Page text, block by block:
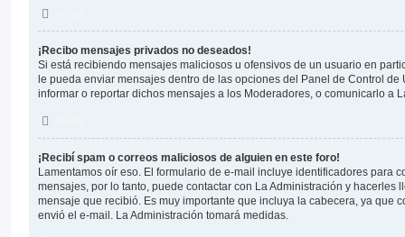
¡Recibo mensajes privados no deseados!
Si está recibiendo mensajes maliciosos u ofensivos de un usuario en
le pueda enviar mensajes dentro de las opciones del Panel de Control
informar o reportar dichos mensajes a los Moderadores, o comunicarlo a
¡Recibí spam o correos maliciosos de alguien en este foro!
Lamentamos oír eso. El formulario de e-mail incluye identificadores para
mensajes, por lo tanto, puede contactar con La Administración y hacerles
mensaje que recibió. Es muy importante que incluya la cabecera, ya que
envió el e-mail. La Administración tomará medidas.